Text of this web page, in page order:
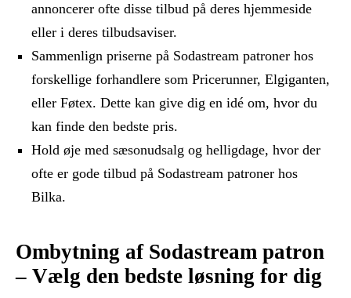
annoncerer ofte disse tilbud på deres hjemmeside
eller i deres tilbudsaviser.
Sammenlign priserne på Sodastream patroner hos
forskellige forhandlere som Pricerunner, Elgiganten,
eller Føtex. Dette kan give dig en idé om, hvor du
kan finde den bedste pris.
Hold øje med sæsonudsalg og helligdage, hvor der
ofte er gode tilbud på Sodastream patroner hos
Bilka.
Ombytning af Sodastream patron
– Vælg den bedste løsning for dig